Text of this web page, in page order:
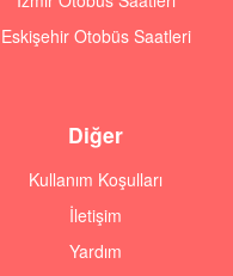
Eskişehir Otobüs Saatleri
Diğer
Kullanım Koşulları
İletişim
Yardım